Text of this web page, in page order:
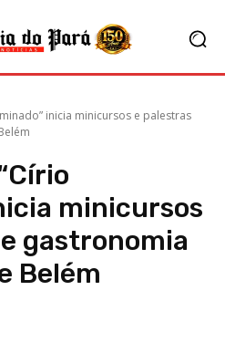
inicia minicursos e palestras
minicursos
gastronomia
Belém